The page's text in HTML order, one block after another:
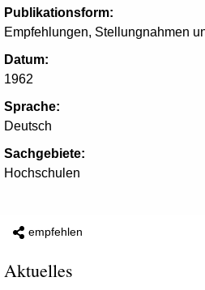
Publikationsform:
Empfehlungen, Stellungnahmen
Datum:
1962
Sprache:
Deutsch
Sachgebiete:
Hochschulen
empfehlen
Aktuelles